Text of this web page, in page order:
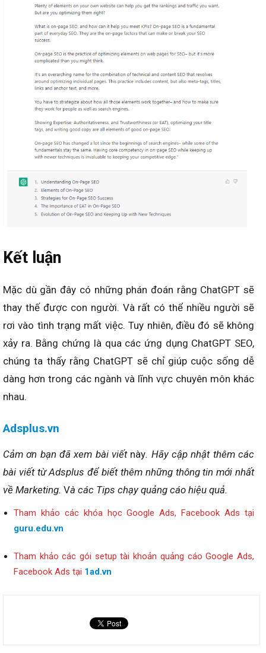
Kết luận
Mặc dù gần đây có những phán đoán rằng ChatGPT sẽ
thay thế được con người. Và rất có thể nhiều người sẽ
rơi vào tình trạng mất việc. Tuy nhiên, điều đó sẽ không
xảy ra. Bằng chứng là qua các ứng dụng ChatGPT SEO,
chúng ta thấy rằng ChatGPT sẽ chỉ giúp cuộc sống dễ
dàng hơn trong các ngành và lĩnh vực chuyên môn khác
nhau.
Adsplus.vn
Cảm ơn bạn đã xem bài viết này. Hãy cập nhật thêm các
bài viết từ Adsplus để biết thêm những thông tin mới nhất
về Marketing. Và các Tips chạy quảng cáo hiệu quả.
Tham khảo các khóa học Google Ads, Facebook Ads tại
guru.edu.vn
Tham khảo các gói setup tài khoản quảng cáo Google Ads,
Facebook Ads tại 1ad.vn